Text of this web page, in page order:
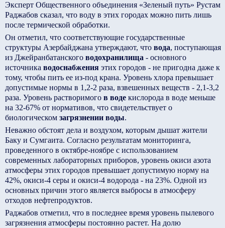
Эксперт Общественного объединения «Зеленый путь» Рустам
Раджабов сказал, что воду в этих городах можно пить лишь
после термической обработки.
Он отметил, что соответствующие государственные
структуры Азербайджана утверждают, что вода, поступающая
из Джейранбатанского водохранилища - основного
источника водоснабжения этих городов - не пригодна даже к
тому, чтобы пить ее из-под крана. Уровень хлора превышает
допустимые нормы в 1,2-2 раза, взвешенных веществ - 2,1-3,2
раза. Уровень растворимого в воде кислорода в воде меньше
на 32-67% от нормативов, что свидетельствует о
биологическом загрязнении воды.
Неважно обстоят дела и воздухом, которым дышат жители
Баку и Сумгаита. Согласно результатам мониторинга,
проведенного в октябре-ноябре с использованием
современных лабораторных приборов, уровень окиси азота
атмосферы этих городов превышает допустимую норму на
42%, окиси-4 серы и окиси-4 водорода - на 23%. Одной из
основных причин этого является выбросы в атмосферу
отходов нефтепродуктов.
Раджабов отметил, что в последнее время уровень пылевого
загрязнения атмосферы постоянно растет. На долю